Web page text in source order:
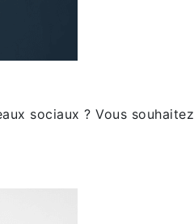
sociaux ? Vous